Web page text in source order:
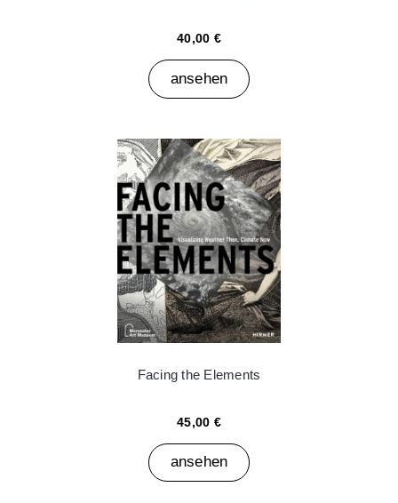
40,00 €
ansehen
Facing the Elements
45,00 €
ansehen